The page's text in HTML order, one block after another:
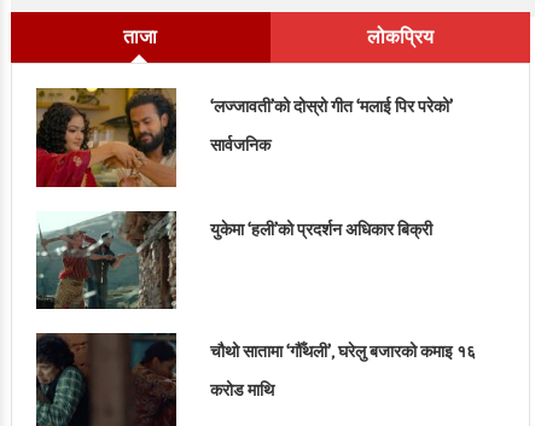
ताजा लोकप्रिय
‘लज्जावती’को दोस्रो गीत ‘मलाई पिर परेको’
सार्वजनिक
युकेमा ‘हली’को प्रदर्शन अधिकार बिक्री
चौथो सातामा ‘गौँथली’, घरेलु बजारको कमाइ १६
करोड माथि